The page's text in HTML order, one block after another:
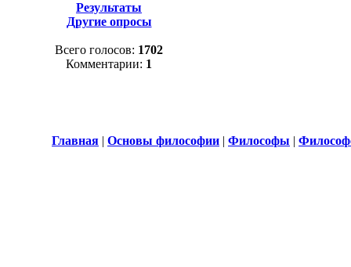
Результаты
Другие опросы
Всего голосов: 1702
Комментарии: 1
Главная | Основы философии | Философы |